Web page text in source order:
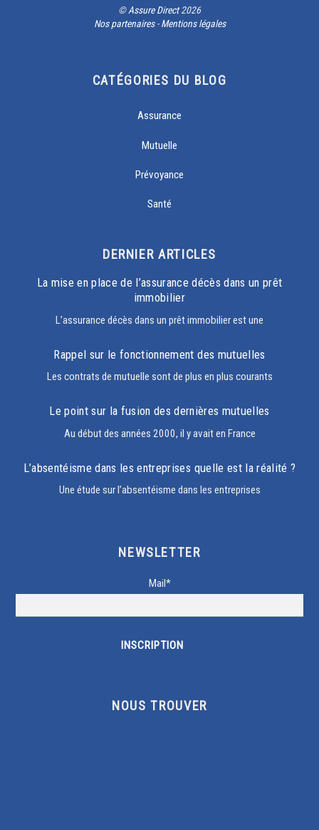
©Assure Direct2026
Nos partenaires-Mentions légales
CATÉGORIES DU BLOG
Assurance
Mutuelle
Prévoyance
Santé
DERNIER ARTICLES
La mise en place de l’assurance décès dans un prêt
immobilier
L’assurance décès dans un prêt immobilier est une
Rappel sur le fonctionnement des mutuelles
Les contrats de mutuelle sont de plus en plus courants
Le point sur la fusion des dernières mutuelles
Au début des années 2000, il y avait en France
L’absentéisme dans les entreprises quelle est la réalité ?
Une étude sur l’absentéisme dans les entreprises
NEWSLETTER
Mail*
NOUS TROUVER